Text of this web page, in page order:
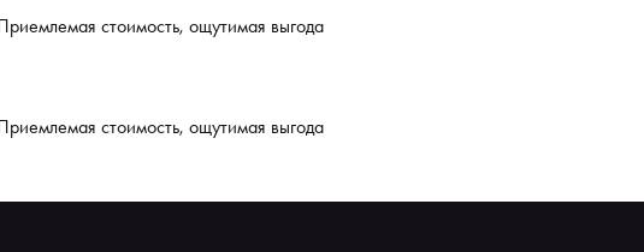
стоимость, ощутимая выгода
стоимость, ощутимая выгода